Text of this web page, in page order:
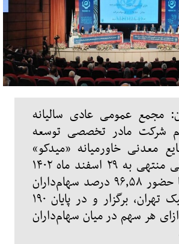
مجمع عمومی عادی سالیانه
شرکت مادر تخصصی توسعه
معدنی خاورمیانه «میدکو»
برای سال مالی منتهی به ۲۹ اسفند ماه ۱۴۰۲
صبح امروز با حضور ۹۶٫۵۸ درصد سهام‌داران
در هتل المپیک تهران، برگزار و در پایان ۱۹۰
هر سهم در میان سهام‌داران